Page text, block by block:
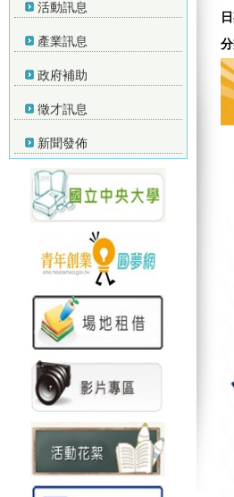
活動訊息
產業訊息
政府補助
徵才訊息
新聞發佈